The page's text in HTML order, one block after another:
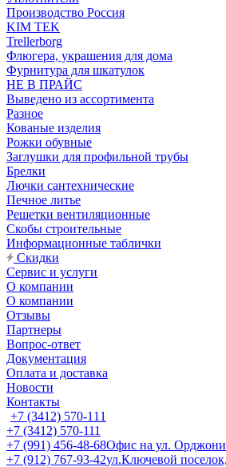
Производство Россия
KIM TEK
Trellerborg
Флюгера, украшения для дома
Фурнитура для шкатулок
НЕ В ПРАЙС
Выведено из ассортимента
Разное
Кованые изделия
Рожки обувные
Заглушки для профильной трубы
Брелки
Лючки сантехнические
Печное литье
Решетки вентиляционные
Скобы строительные
Информационные таблички
Скидки
Сервис и услуги
О компании
О компании
Отзывы
Партнеры
Вопрос-ответ
Документация
Оплата и доставка
Новости
Контакты
+7 (3412) 570-111
+7 (3412) 570-111
+7 (991) 456-48-68Офис на ул.
+7 (912) 767-93-42ул.Ключевой